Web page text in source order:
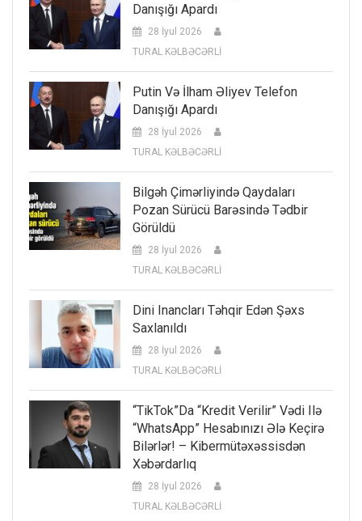
Danışığı Apardı
28 İyul 2026
TURAL KƏLBƏCƏRLİ
Putin Və İlham Əliyev Telefon
Danışığı Apardı
28 İyul 2026
TURAL KƏLBƏCƏRLİ
Bilgəh Çimərliyində Qaydaları
Pozan Sürücü Barəsində Tədbir
Görüldü
28 İyul 2026
TURAL KƏLBƏCƏRLİ
Dini Inancları Təhqir Edən Şəxs
Saxlanıldı
28 İyul 2026
TURAL KƏLBƏCƏRLİ
“TikTok”da “kredit Verilir” Vədi Ilə
“WhatsApp” Hesabınızı Ələ Keçirə
Bilərlər! – Kibermütəxəssisdən
Xəbərdarlıq
28 İyul 2026
TURAL KƏLBƏCƏRLİ